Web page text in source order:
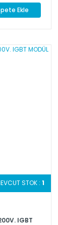
Ekle
STOK :1
IGBT